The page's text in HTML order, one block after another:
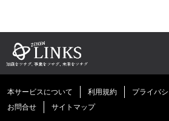
本サービスについて 利用規約 プライバ
お問合せ
サイトマップ